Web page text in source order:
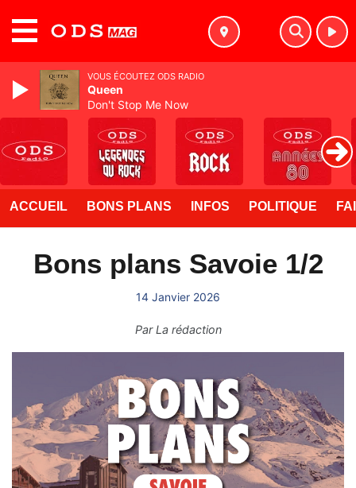
ACCUEIL BONS PLANS INFOS POLITIQUE
Bons plans Savoie 1/2
14 Janvier 2026
ParLa rédaction
VOUS ÉCOUTEZ ODS RADIO
Queen
Don't Stop Me Now